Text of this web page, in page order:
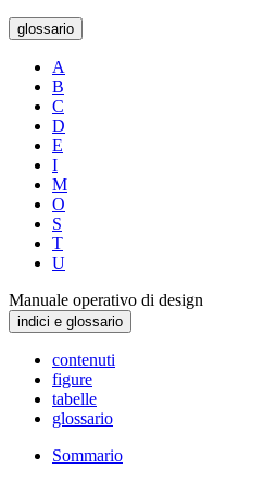
glossario
A
B
C
D
E
I
M
O
S
T
U
Manuale operativo di design
indici e glossario
contenuti
figure
tabelle
glossario
Sommario